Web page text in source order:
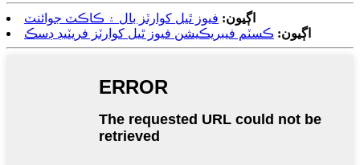
اڳيون: فيوز ٿيل کوارٽز بال ۽ ڪاڪٽ جوائنٽ
اڳيون: ڪسٽم فيبريڪيشن فيوز ٿيل کوارٽز فريٽيڊ ڊسڪ